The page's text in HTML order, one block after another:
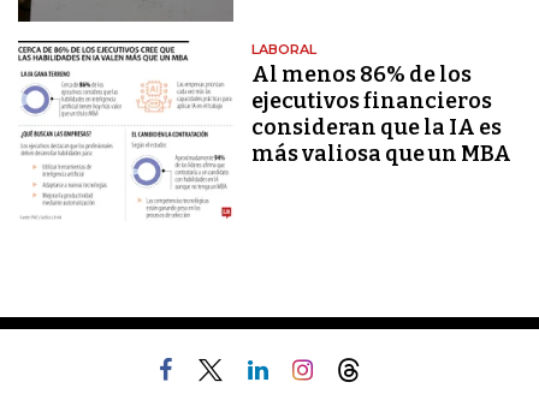
LABORAL
Al menos 86% de los
ejecutivos financieros
consideran que la IA es
más valiosa que un MBA